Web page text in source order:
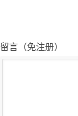
留言（免注册）